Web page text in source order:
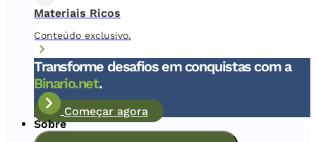
Materiais Ricos
Conteúdo exclusivo.
Transforme desafios em conquistas com a
Binario.net.
Começar agora
Sobre